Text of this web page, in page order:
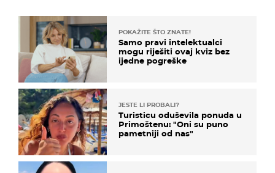
POKAŽITE ŠTO ZNATE!
Samo pravi intelektualci
mogu riješiti ovaj kviz bez
ijedne pogreške
JESTE LI PROBALI?
Turisticu oduševila ponuda u
Primoštenu: "Oni su puno
pametniji od nas"